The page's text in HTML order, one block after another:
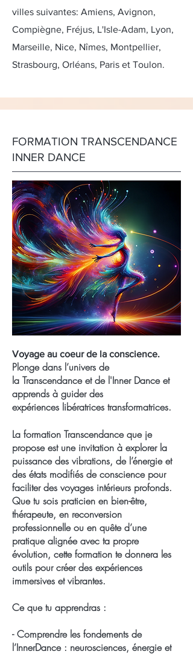
villes suivantes: Amiens, Avignon,
Compiègne, Fréjus, L'Isle-Adam, Lyon,
Marseille, Nice, Nîmes, Montpellier,
Strasbourg, Orléans, Paris et Toulon.
FORMATION TRANSCENDANCE
INNER DANCE
Voyage au coeur de la conscience.
Plonge dans l’univers de
la Transcendanceet de l'Inner Danceet
apprends à guider des
expériences libératrices transformatrices.
La formation Transcendance que je
propose est une invitation à explorer la
puissance des vibrations, de l’énergie et
des états modifiés de conscience pour
faciliter des voyages intérieurs profonds.
Que tu sois praticien en bien-être,
thérapeute, en reconversion
professionnelle ou en quête d’une
pratique alignée avec ta propre
évolution, cette formation te donnera les
outils pour créer des expériences
immersives et vibrantes.
Ce que tu apprendras :
- Comprendre les fondements de
l’InnerDance : neurosciences, énergie et